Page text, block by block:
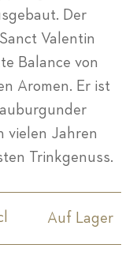
Der
Valentin
Balance von
Aromen. Er ist
vielen Jahren
Trinkgenuss.
Auf Lager